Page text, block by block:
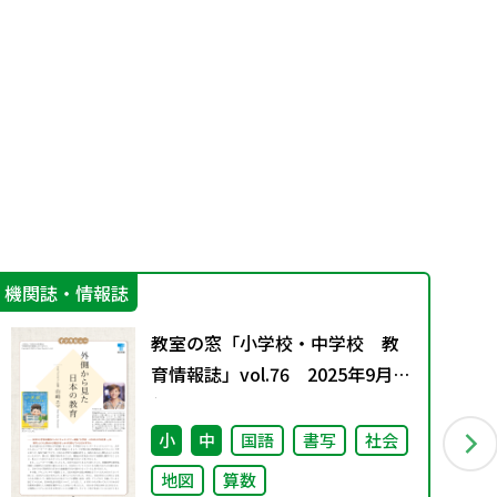
機関誌・情報誌
教室の窓「小学校・中学校 教
育情報誌」vol.76 2025年9月発
行
小 中 国語 書写
社会
地図
算数